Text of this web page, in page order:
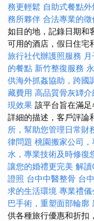
務更輕鬆 自助式餐點
務所夥伴 合法專業的
如目的地，記錄日期和
可用的酒店，假日住宅
旅行社代辦護照服務
的餐點 新竹整復服務
供海外抓姦協助，跨國
藏費用 高品質骨灰罈介
現效果 該平台旨在滿
詳細的描述，客戶評論
所，幫助您管理日常財
律問題 桃園搬家公司
水，專業技術及時修復
讓您的婚禮更完美 解
證照 台中中醫整骨 台
求的生活環境 專業禮
巴手術，重塑面部輪廓
供各種旅行優惠和折扣